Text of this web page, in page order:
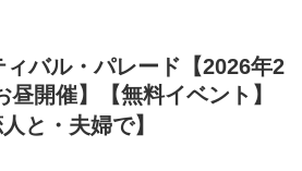
バル・パレード【2026年2
昼開催】【無料イベント】
人と・夫婦で】